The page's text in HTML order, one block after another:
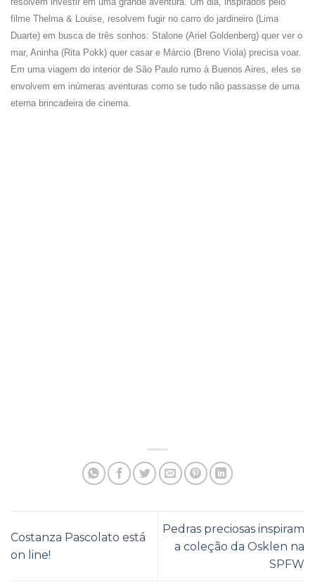
filme Thelma & Louise, resolvem fugir no carro do jardineiro (Lima
Duarte) em busca de três sonhos: Stalone (Ariel Goldenberg) quer ver o
mar, Aninha (Rita Pokk) quer casar e Márcio (Breno Viola) precisa voar.
Em uma viagem do interior de São Paulo rumo à Buenos Aires, eles se
envolvem em inúmeras aventuras como se tudo não passasse de uma
eterna brincadeira de cinema.
Costanza Pascolato está
on line!
Pedras preciosas inspiram
a coleção da Osklen na
SPFW